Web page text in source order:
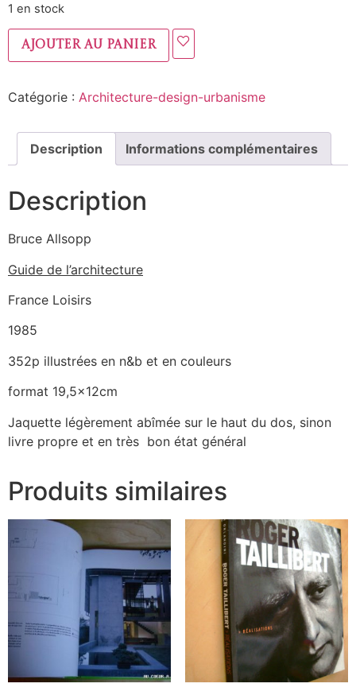
1 en stock
Ajouter au panier
Catégorie : Architecture-design-urbanisme
Description Informations complémentaires
Description
Bruce Allsopp
Guide de l’architecture
France Loisirs
1985
352p illustrées en n&b et en couleurs
format 19,5x12cm
Jaquette légèrement abîmée sur le haut du dos, sinon
livre propre et en très bon état général
Produits similaires